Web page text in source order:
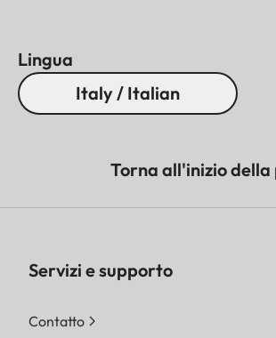
Lingua
Italy / Italian
Torna all'inizio della
Servizi e supporto
Contatto